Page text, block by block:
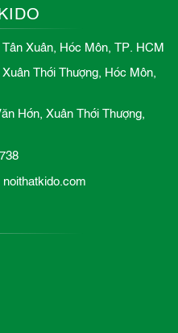
Xuân, Hóc Môn, TP. HCM
Thới Thượng, Hóc Môn,
Hớn, Xuân Thới Thượng,
noithatkido.com